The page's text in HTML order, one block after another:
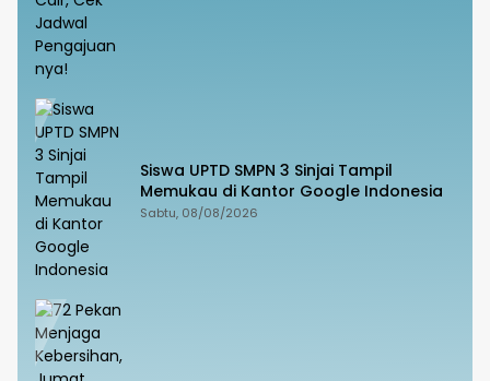
Siswa UPTD SMPN 3 Sinjai Tampil
Memukau di Kantor Google Indonesia
Sabtu, 08/08/2026